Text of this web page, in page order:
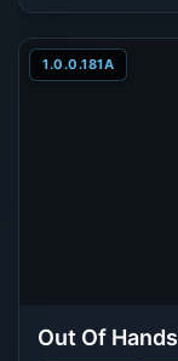
1.0.0.181A
Out Of Hands